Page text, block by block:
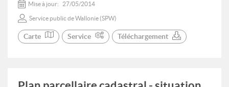
Mise à jour: 27/05/2014
Service public de Wallonie (SPW)
Carte Service Téléchargement